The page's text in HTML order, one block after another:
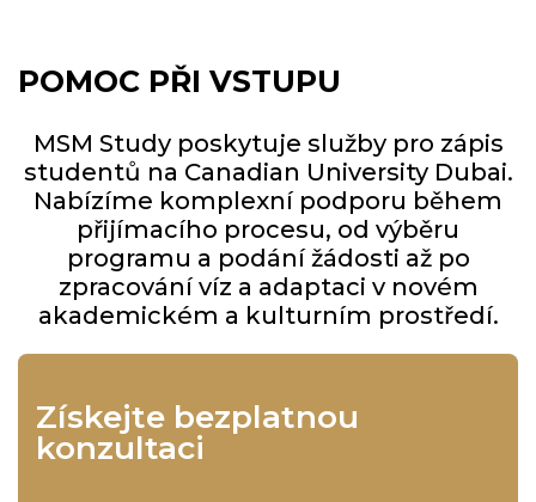
POMOC PŘI VSTUPU
MSM Study poskytuje služby pro zápis
studentů na Canadian University Dubai.
Nabízíme komplexní podporu během
přijímacího procesu, od výběru
programu a podání žádosti až po
zpracování víz a adaptaci v novém
akademickém a kulturním prostředí.
Získejte bezplatnou
konzultaci